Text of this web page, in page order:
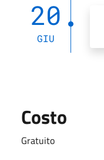
20
GIU
Costo
Gratuito